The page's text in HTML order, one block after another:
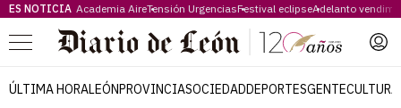
ES NOTICIA Academia AireTensión UrgenciasFestival eclipseAdelanto
Menú
ÚLTIMA HORALEÓNPROVINCIASOCIEDADDEPORTESGENTECULTURA